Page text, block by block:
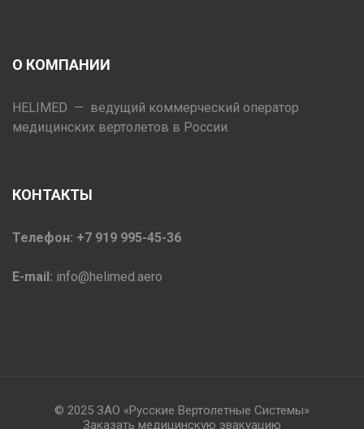
О КОМПАНИИ
HELIMED — ведущий коммерческий оператор
медицинских вертолетов в России.
КОНТАКТЫ
Телефон: +7 919 995-45-36
E-mail: info@helimed.aero
© 2025 ЗАО «Русские Вертолетные Системы»
Заказать медицинскую эвакуацию